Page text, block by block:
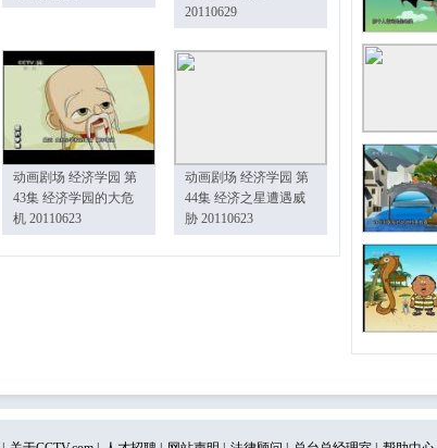
20110629
动画剧场 经济学园 第
43集 经济学园的大危
机 20110623
动画剧场 经济学园 第
44集 经济之星遭遇威
胁 20110623